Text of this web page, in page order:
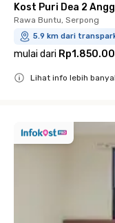
Kost Puri Dea 2
Rawa Buntu, Serpong
5.9 km dari
mulai dari
Lihat info lebih